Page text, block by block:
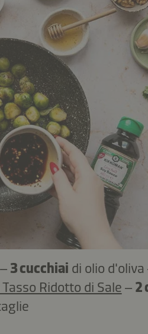
3 cucchiai di olio d'oliva
Ridotto di Sale – 2